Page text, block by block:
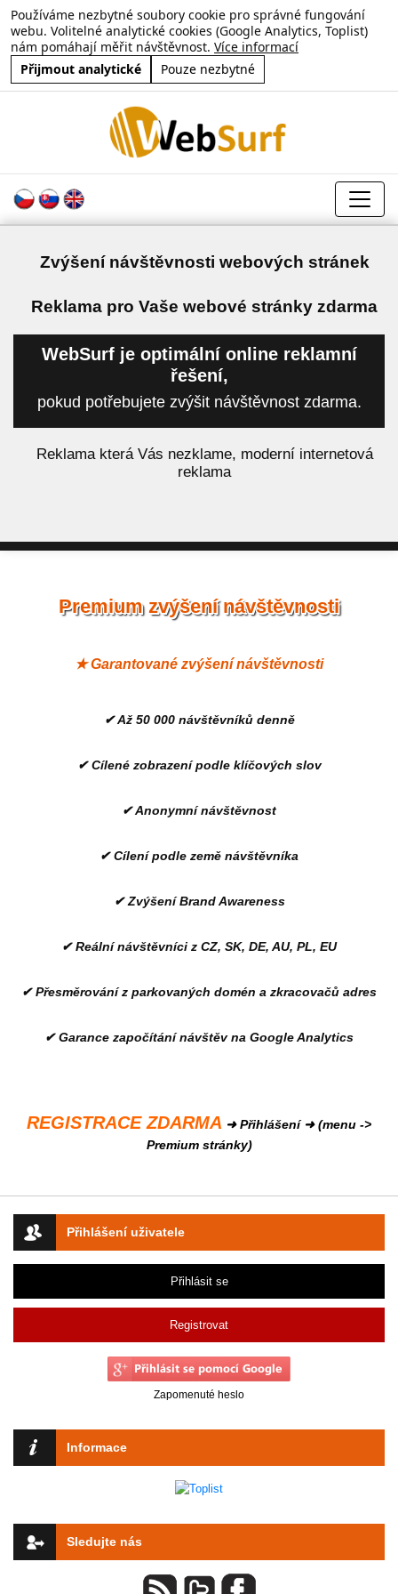
Používáme nezbytné soubory cookie pro správné fungování
webu. Volitelné analytické cookies (Google Analytics, Toplist)
nám pomáhají měřit návštěvnost. Více informací
Přijmout analytické
Pouze nezbytné
Zvýšení návštěvnosti webových stránek
Reklama pro Vaše webové stránky zdarma
WebSurf je optimální online reklamní
řešení,
pokud potřebujete zvýšit návštěvnost zdarma.
Reklama která Vás nezklame, moderní internetová
reklama
Přihlášení uživatele
Přihlásit se
Registrovat
Zapomenuté heslo
Informace
Sledujte nás
Premium zvýšení návštěvnosti
★ Garantované zvýšení návštěvnosti
✔ Až 50 000 návštěvníků denně
✔ Cílené zobrazení podle klíčových slov
✔ Anonymní návštěvnost
✔ Cílení podle země návštěvníka
✔ Zvýšení Brand Awareness
✔ Reální návštěvníci z CZ, SK, DE, AU, PL, EU
✔ Přesměrování z parkovaných domén a zkracovačů adres
✔ Garance započítání návštěv na Google Analytics
REGISTRACE ZDARMA ➜ Přihlášení ➜ (menu ->
Premium stránky)